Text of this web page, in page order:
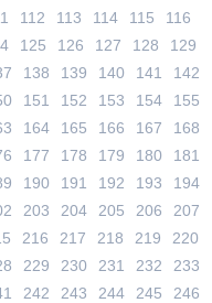
112 113 114 115
116
125 126 127 128
129
138 139 140 141
142
151 152 153 154
155
164 165 166 167
168
177 178 179 180
181
190 191 192 193
194
203 204 205 206
207
216 217 218 219
220
229 230 231 232
233
242 243 244 245
246